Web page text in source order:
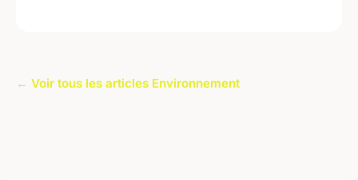
← Voir tous les articles Environnement